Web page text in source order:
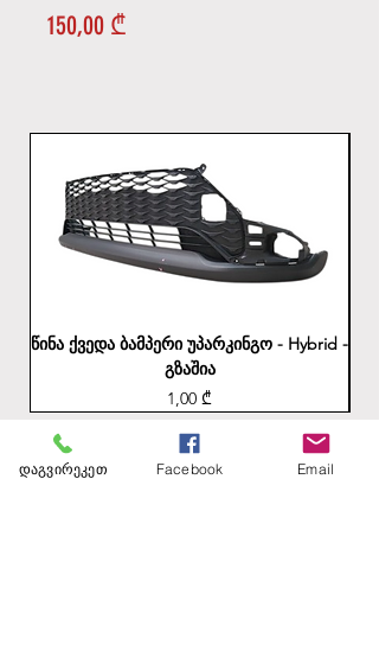
150,00 ₾
წინა ქვედა ბამპერი უპარკინგო - Hybrid -
გზაშია
Price
1,00 ₾
დაგვირეკეთ Facebook Email